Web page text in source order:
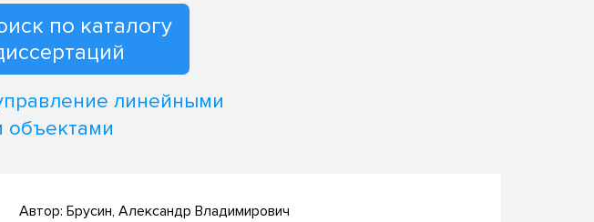
по каталогу
линейными
объектами
Автор: Брусин, Александр Владимирович